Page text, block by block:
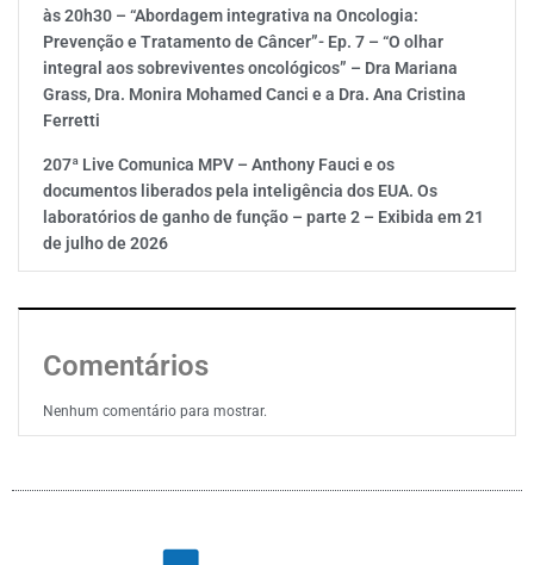
às 20h30 – “Abordagem integrativa na Oncologia:
Prevenção e Tratamento de Câncer”- Ep. 7 – “O olhar
integral aos sobreviventes oncológicos” – Dra Mariana
Grass, Dra. Monira Mohamed Canci e a Dra. Ana Cristina
Ferretti
207ª Live Comunica MPV – Anthony Fauci e os
documentos liberados pela inteligência dos EUA. Os
laboratórios de ganho de função – parte 2 – Exibida em 21
de julho de 2026
Comentários
Nenhum comentário para mostrar.